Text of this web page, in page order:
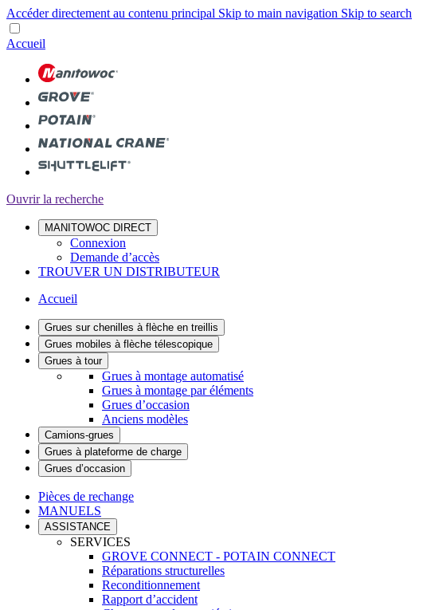
Accéder directement au contenu principal Skip to main navigation Skip to search
Accueil
Ouvrir la recherche
MANITOWOC DIRECT
Connexion
Demande d’accès
TROUVER UN DISTRIBUTEUR
Accueil
Grues sur chenilles à flèche en treillis
Grues mobiles à flèche télescopique
Grues à tour
Grues à montage automatisé
Grues à montage par éléments
Grues d’occasion
Anciens modèles
Camions-grues
Grues à plateforme de charge
Grues d’occasion
Pièces de rechange
MANUELS
ASSISTANCE
SERVICES
GROVE CONNECT - POTAIN CONNECT
Réparations structurelles
Reconditionnement
Rapport d’accident